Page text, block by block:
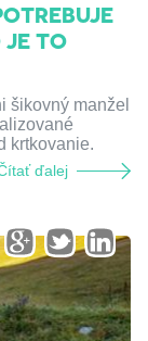
JE TO
šikovný manžel
krtkovanie.
ďalej